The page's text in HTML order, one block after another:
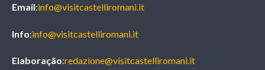
Email:info@visitcastelliromani.it
Info:info@visitcastelliromani.it
Elaboração:redazione@visitcastelliromani.it